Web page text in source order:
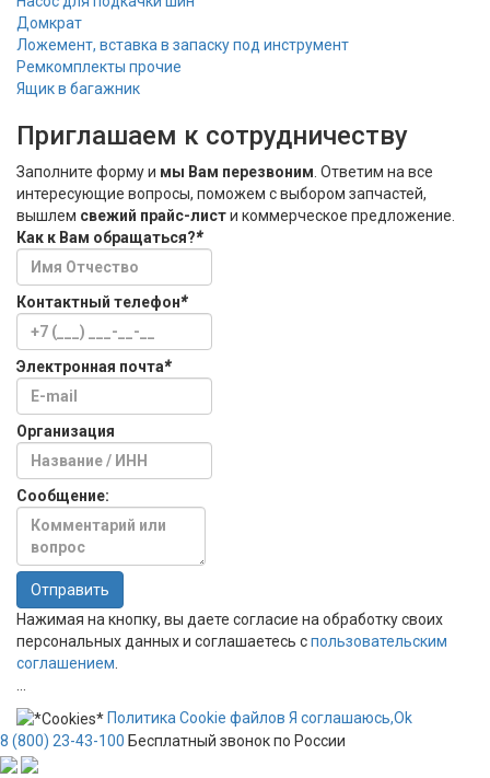
Домкрат
Ложемент, вставка в запаску под инструмент
Ремкомплекты прочие
Ящик в багажник
Приглашаем к сотрудничеству
Заполните форму и мы Вам перезвоним . Ответим на все
интересующие вопросы, поможем с выбором запчастей,
вышлем свежий прайс-листи коммерческое предложение.
Как к Вам обращаться?*
Контактный телефон*
Электронная почта*
Организация
Сообщение:
Отправить
Нажимая на кнопку, вы даете согласие на обработку своих
персональных данных и соглашаетесь спользовательским
соглашением
Политика Сookie файлов Я соглашаюсь,Ok
8 (800) 23-43-100 Бесплатный звонок по России